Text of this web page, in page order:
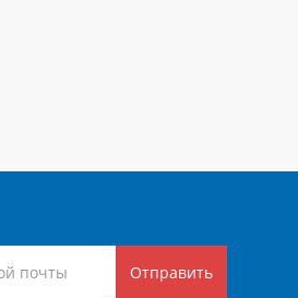
Отправить